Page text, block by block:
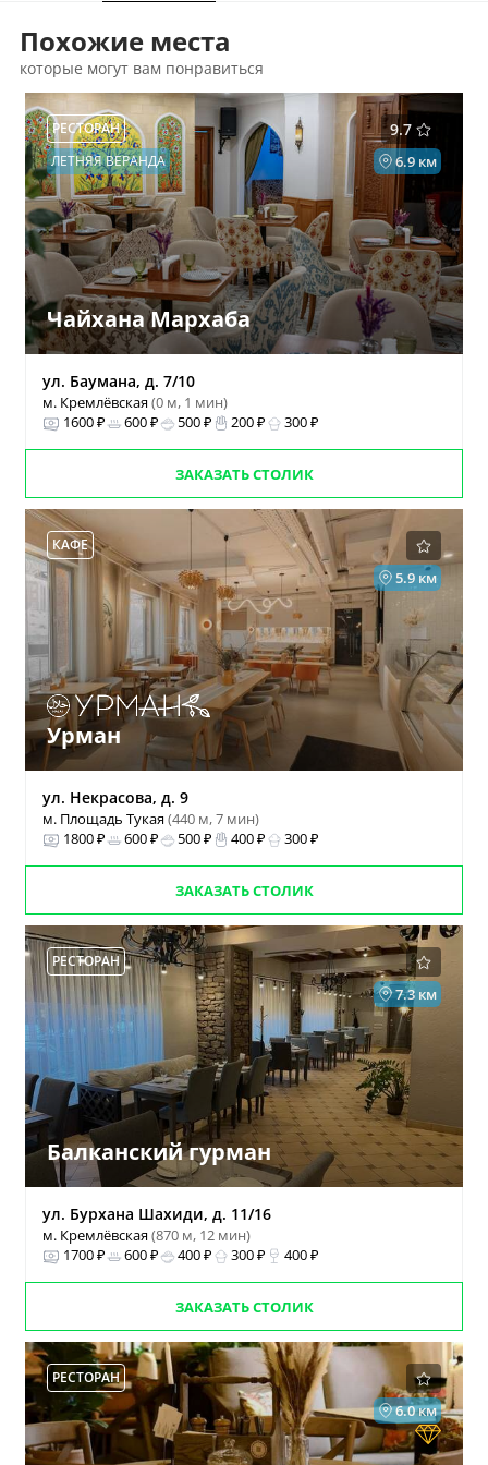
Похожие места
которые могут вам понравиться
9.7
РЕСТОРАН
6.9 км
ЛЕТНЯЯ ВЕРАНДА
Чайхана Мархаба
ул. Баумана, д. 7/10
м. Кремлёвская(0 м, 1 мин)
1600 ₽
600 ₽ 500 ₽ 200 ₽ 300 ₽
ЗАКАЗАТЬ СТОЛИК
КАФЕ
5.9 км
Урман
ул. Некрасова, д. 9
м. Площадь Тукая(440 м, 7 мин)
1800 ₽
600 ₽ 500 ₽ 400 ₽ 300 ₽
ЗАКАЗАТЬ СТОЛИК
РЕСТОРАН
7.3 км
Балканский гурман
ул. Бурхана Шахиди, д. 11/16
м. Кремлёвская(870 м, 12 мин)
1700 ₽
600 ₽ 400 ₽ 300 ₽ 400 ₽
ЗАКАЗАТЬ СТОЛИК
РЕСТОРАН
6.0 км